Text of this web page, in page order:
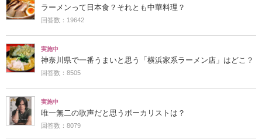
ラーメンって日本食？それとも中華料理？
回答数：19642
実施中
神奈川県で一番うまいと思う「横浜家系ラーメン店」はどこ？
回答数：8505
実施中
唯一無二の歌声だと思うボーカリストは？
回答数：8079